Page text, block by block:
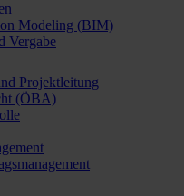
Modeling (BIM)
Vergabe
Projektleitung
(ÖBA)